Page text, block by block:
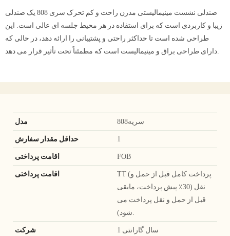
صندلی نشست مینیمالیستی مدرن راحت و کم تحرک سری 808 یک صندلی
زیبا و کاربردی است که برای استفاده در هر محیط جلسه ای عالی است. این
طراحی شده است تا حداکثر راحتی و پشتیبانی را ارائه دهد، در حالی که
دارای طراحی براق و مینیمالیست است که مطمئناً تحت تأثیر قرار می دهد.
سریه808
1
FOB
TT (پرداخت کامل قبل از حمل و
نقل (30٪ پیش پرداخت، مابقی
قبل از حمل و نقل پرداخت می
شود).
1 سال گارانتی